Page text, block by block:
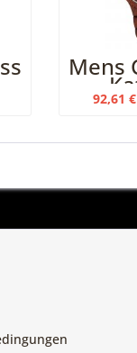
Mens
92,61